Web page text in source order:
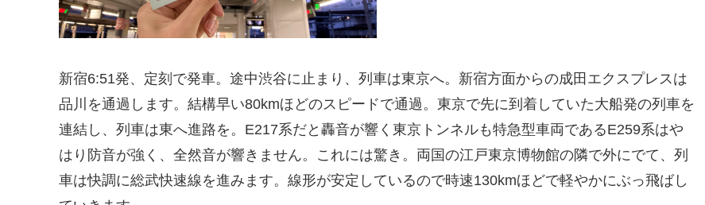
新宿6:51発、定刻で発車。途中渋谷に止まり、列車は東京へ。新宿方面からの成田エクスプレスは
品川を通過します。結構早い80kmほどのスピードで通過。東京で先に到着していた大船発の列車を
連結し、列車は東へ進路を。E217系だと轟音が響く東京トンネルも特急型車両であるE259系はや
はり防音が強く、全然音が響きません。これには驚き。両国の江戸東京博物館の隣で外にでて、列
車は快調に総武快速線を進みます。線形が安定しているので時速130kmほどで軽やかにぶっ飛ばし